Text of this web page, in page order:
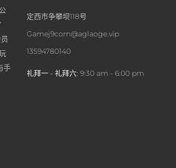
手
定西市争攀坝118号
Gamej9com@aglaoge.vip
13594780140
礼拜一 - 礼拜六: 9:30 am - 6:00 pm